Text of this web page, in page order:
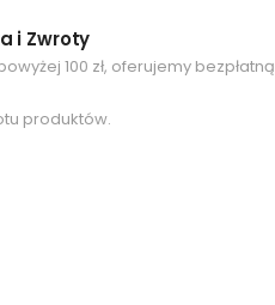
i Zwroty
100 zł, oferujemy bezpłatną
produktów.